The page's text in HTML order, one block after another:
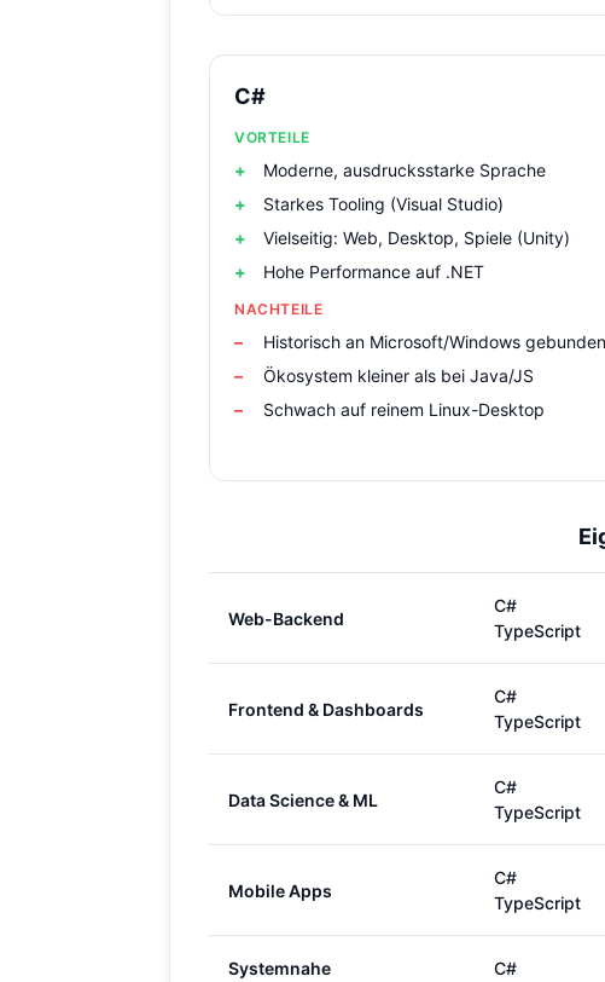
C#
VORTEILE
Moderne, ausdrucksstarke Sprache
Starkes Tooling (Visual Studio)
Vielseitig: Web, Desktop, Spiele (Unity)
Hohe Performance auf .NET
NACHTEILE
Historisch an Microsoft/Windows gebunden
Ökosystem kleiner als bei Java/JS
Schwach auf reinem Linux-Desktop
Web-Backend
C#
TypeScript
Frontend & Dashboards
C#
TypeScript
Data Science & ML
C#
TypeScript
Mobile Apps
C#
TypeScript
Systemnahe
C#